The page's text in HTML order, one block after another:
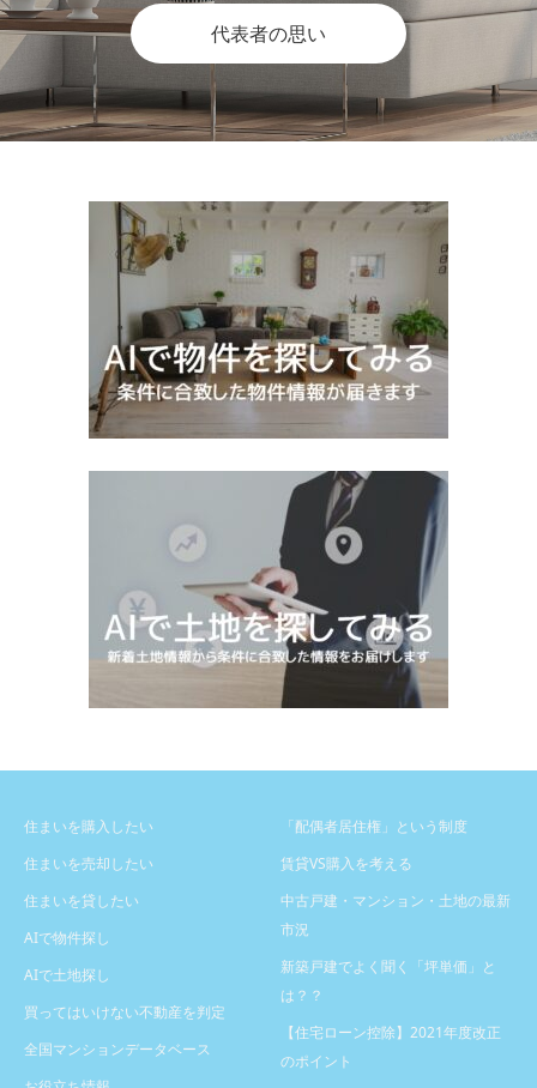
代表者の思い
住まいを購入したい
住まいを売却したい
住まいを貸したい
AIで物件探し
AIで土地探し
買ってはいけない不動産を判定
全国マンションデータベース
「配偶者居住権」という制度
賃貸VS購入を考える
中古戸建・マンション・土地の最新
市況
新築戸建でよく聞く「坪単価」と
は？？
【住宅ローン控除】2021年度改正
のポイント